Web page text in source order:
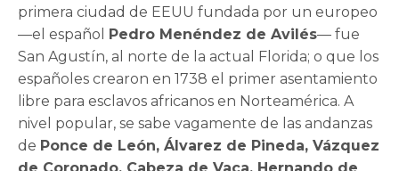
primera ciudad de EEUU fundada por un europeo
—el español
Pedro Menéndez de Avilés— fue
San Agustín, al norte de la actual Florida; o que los
españoles crearon en 1738 el primer asentamiento
libre para esclavos africanos en Norteamérica. A
nivel popular, se sabe vagamente de las andanzas
de Ponce de León, Álvarez de Pineda, Vázquez